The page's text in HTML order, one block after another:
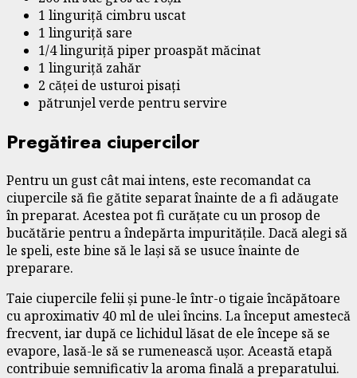
1 linguriță cimbru uscat
1 linguriță sare
1/4 linguriță piper proaspăt măcinat
1 linguriță zahăr
2 căței de usturoi pisați
pătrunjel verde pentru servire
Pregătirea ciupercilor
Pentru un gust cât mai intens, este recomandat ca
ciupercile să fie gătite separat înainte de a fi adăugate
în preparat. Acestea pot fi curățate cu un prosop de
bucătărie pentru a îndepărta impuritățile. Dacă alegi să
le speli, este bine să le lași să se usuce înainte de
preparare.
Taie ciupercile felii și pune-le într-o tigaie încăpătoare
cu aproximativ 40 ml de ulei încins. La început amestecă
frecvent, iar după ce lichidul lăsat de ele începe să se
evapore, lasă-le să se rumenească ușor. Această etapă
contribuie semnificativ la aroma finală a preparatului.